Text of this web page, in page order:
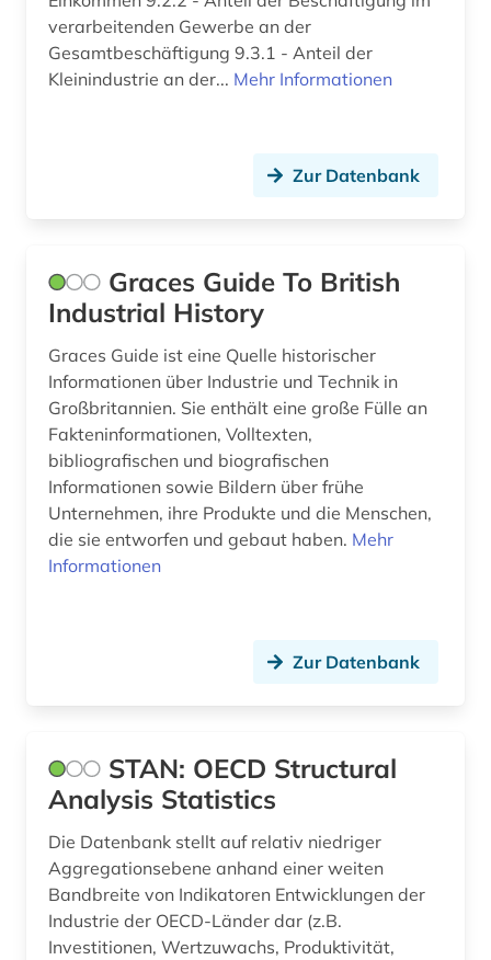
verarbeitenden Gewerbe an der
Gesamtbeschäftigung 9.3.1 - Anteil der
Kleinindustrie an der... Mehr Informationen
Zur Datenbank
Graces Guide To British
Industrial History
Graces Guide ist eine Quelle historischer
Informationen über Industrie und Technik in
Großbritannien. Sie enthält eine große Fülle an
Fakteninformationen, Volltexten,
bibliografischen und biografischen
Informationen sowie Bildern über frühe
Unternehmen, ihre Produkte und die Menschen,
die sie entworfen und gebaut haben. Mehr
Informationen
Zur Datenbank
STAN: OECD Structural
Analysis Statistics
Die Datenbank stellt auf relativ niedriger
Aggregationsebene anhand einer weiten
Bandbreite von Indikatoren Entwicklungen der
Industrie der OECD-Länder dar (z.B.
Investitionen, Wertzuwachs, Produktivität,